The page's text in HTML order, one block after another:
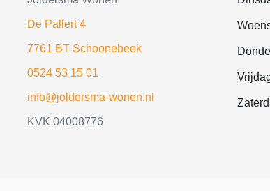
De Pallert 4
7761 BT Schoonebeek
0524 53 15 01
info@joldersma-wonen.nl
KVK 04008776